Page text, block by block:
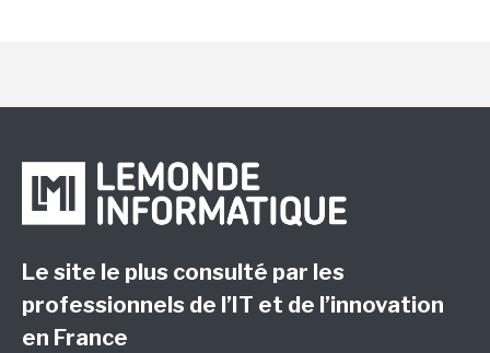
Le site le plus consulté par les
professionnels de l’IT et de l’innovation
en France